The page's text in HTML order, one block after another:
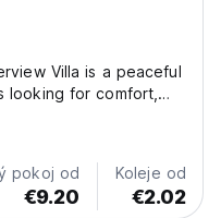
Villa is a peaceful
looking for comfort,
dormitory
for couples,
pokoj od
€9.20
Koleje od
€2.02